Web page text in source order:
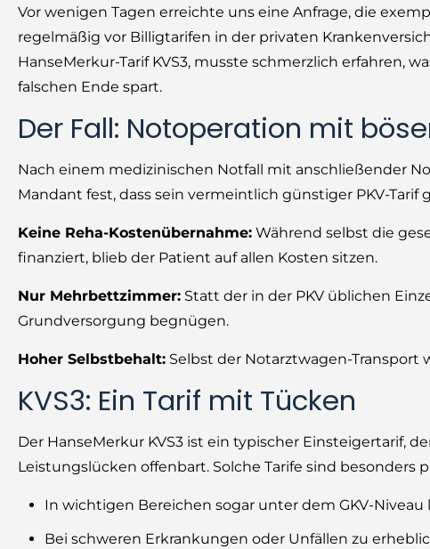
Vor wenigen Tagen erreichte uns eine Anfrage, die
regelmäßig vor Billigtarifen in der privaten
HanseMerkur-Tarif KVS3, musste schmerzlich erfahren,
falschen Ende spart.
Der Fall: Notoperation mit
Nach einem medizinischen Notfall mit anschließender
Mandant fest, dass sein vermeintlich günstiger PKV-Tarif
Keine Reha-Kostenübernahme: Während selbst die
finanziert, blieb der Patient auf allen Kosten sitzen.
Nur Mehrbettzimmer: Statt der in der PKV üblichen
Grundversorgung begnügen.
Hoher Selbstbehalt: Selbst der Notarztwagen-Transport
KVS3: Ein Tarif mit Tücken
Der HanseMerkur KVS3 ist ein typischer Einsteigertarif,
Leistungslücken offenbart. Solche Tarife sind besonders
In wichtigen Bereichen sogar unter dem GKV-Niveau
Bei schweren Erkrankungen oder Unfällen zu